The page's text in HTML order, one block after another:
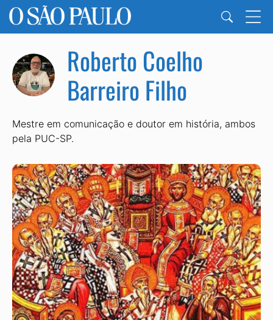
Roberto Coelho
Barreiro Filho
Mestre em comunicação e doutor em história, ambos
pela PUC-SP.